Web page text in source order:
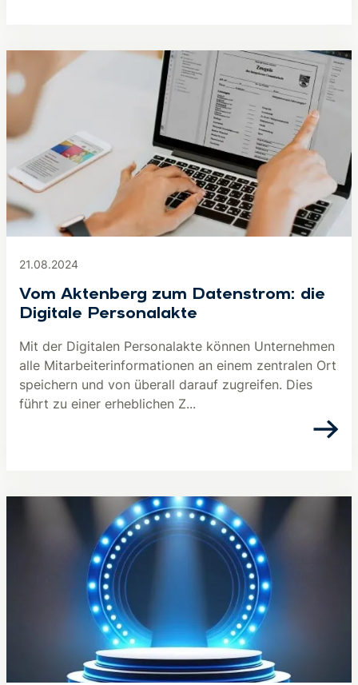
21.08.2024
Vom Aktenberg zum Datenstrom: die
Digitale Personalakte
Mit der Digitalen Personalakte können Unternehmen
alle Mitarbeiterinformationen an einem zentralen Ort
speichern und von überall darauf zugreifen. Dies
führt zu einer erheblichen Z...